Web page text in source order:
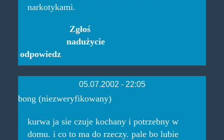
narkotykami.
odpowiedz
Zgłoś
nadużycie
05.07.2002 - 22:05
bong (niezweryfikowany)
kurwa ja sie czuje kochany i potrzebny w
domu. i co to ma do rzeczy. pale bo lubie